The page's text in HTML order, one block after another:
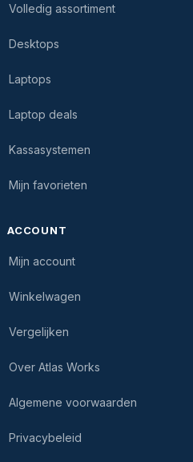
Volledig assortiment
Desktops
Laptops
Laptop deals
Kassasystemen
Mijn favorieten
ACCOUNT
Mijn account
Winkelwagen
Vergelijken
Over Atlas Works
Algemene voorwaarden
Privacybeleid